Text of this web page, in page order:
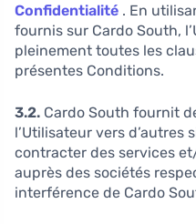
Confidentialité . En
fournis sur Cardo South,
pleinement toutes les
présentes Conditions.
3.2. Cardo South fournit
l’Utilisateur vers d’autres
contracter des services
auprès des sociétés
interférence de Cardo